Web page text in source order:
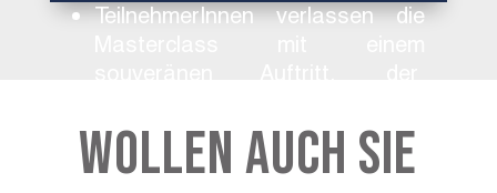
TeilnehmerInnen verlassen die
Wollen auch Sie